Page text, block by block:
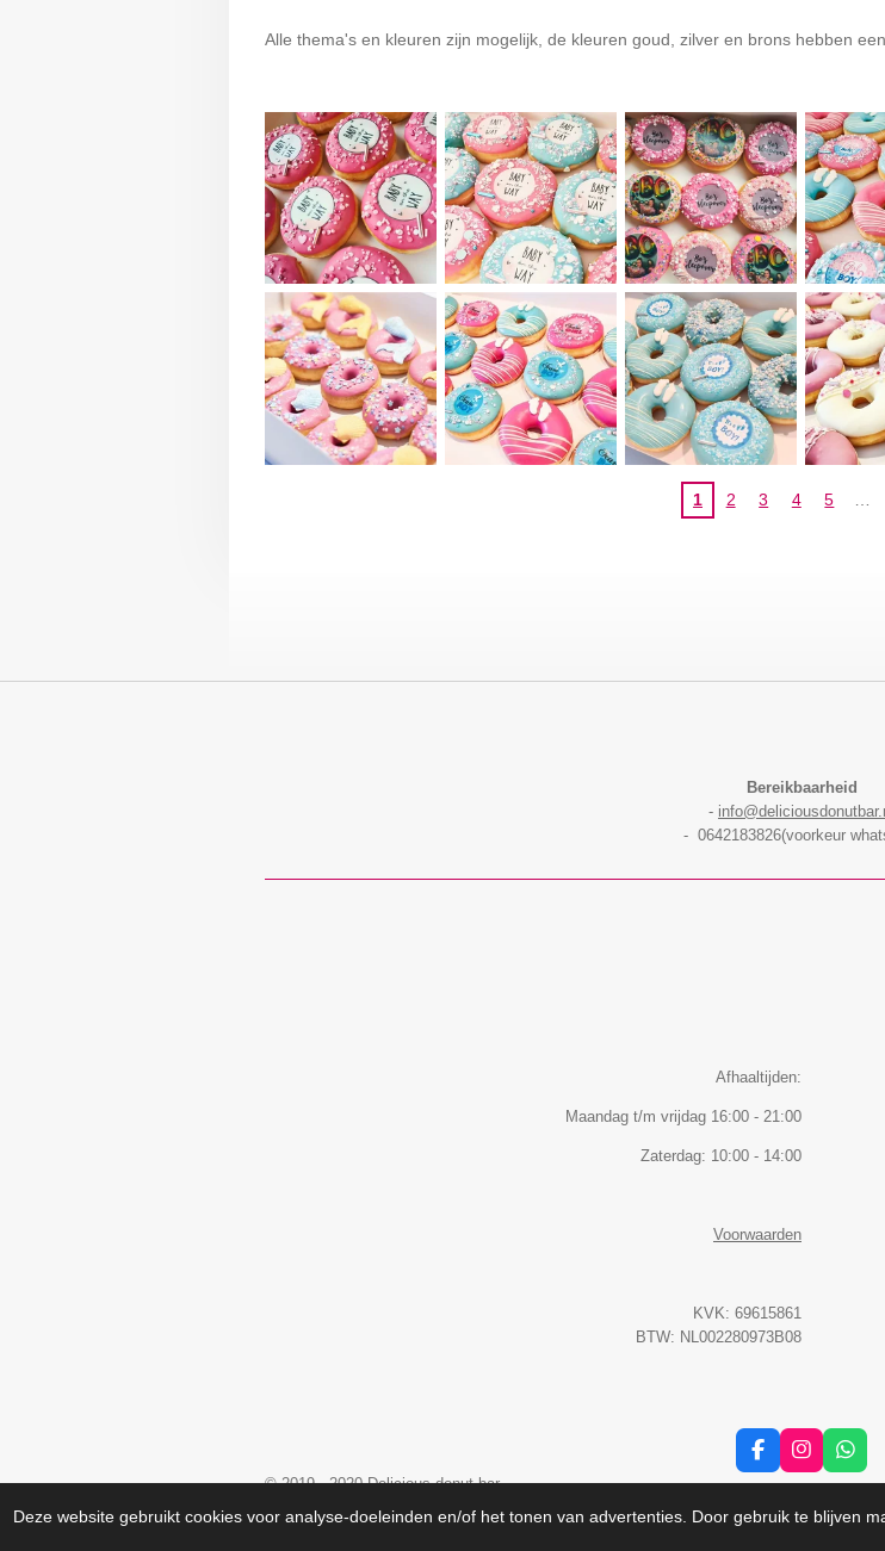
Deze website gebruikt cookies voor analyse-doeleinden en/of het tonen van advertenties. Door gebruik te blijven
Alle thema's en kleuren zijn mogelijk, de kleuren goud, zilver en brons hebben
1 2 3 4 5
Bereikbaarheid
-
- 0642183826(voorkeur
Afhaaltijden:
Maandag t/m vrijdag 16:00 - 21:00
Zaterdag: 10:00 - 14:00
Voorwaarden
KVK: 69615861
BTW: NL002280973B08
F
a
e
I
n
t
W
h
t
© 2019 - 2020 Delicious donut bar